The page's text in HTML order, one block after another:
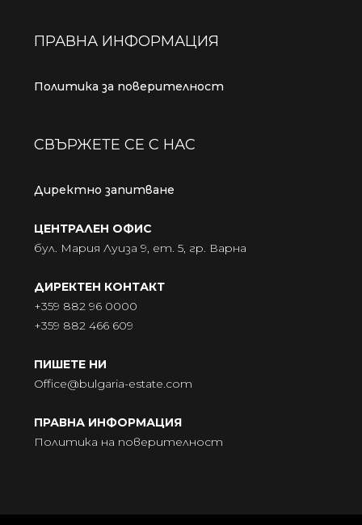
ПРАВНА ИНФОРМАЦИЯ
Политика за поверителност
СВЪРЖЕТЕ СЕ С НАС
Директно запитване
ЦЕНТРАЛЕН ОФИС
бул. Мария Луиза 9, ет. 5, гр. Варна
ДИРЕКТЕН КОНТАКТ
+359 882 96 0000
+359 882 466 609
ПИШЕТЕ НИ
Office@bulgaria-estate.com
ПРАВНА ИНФОРМАЦИЯ
Политика на поверителност